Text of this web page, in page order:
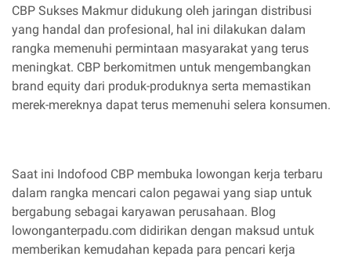
CBP Sukses Makmur didukung oleh jaringan distribusi
yang handal dan profesional, hal ini dilakukan dalam
rangka memenuhi permintaan masyarakat yang terus
meningkat. CBP berkomitmen untuk mengembangkan
brand equity dari produk-produknya serta memastikan
merek-mereknya dapat terus memenuhi selera konsumen.
Saat ini Indofood CBP membuka lowongan kerja terbaru
dalam rangka mencari calon pegawai yang siap untuk
bergabung sebagai karyawan perusahaan. Blog
lowonganterpadu.com didirikan dengan maksud untuk
memberikan kemudahan kepada para pencari kerja